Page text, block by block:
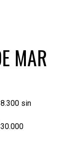
MAR
sin